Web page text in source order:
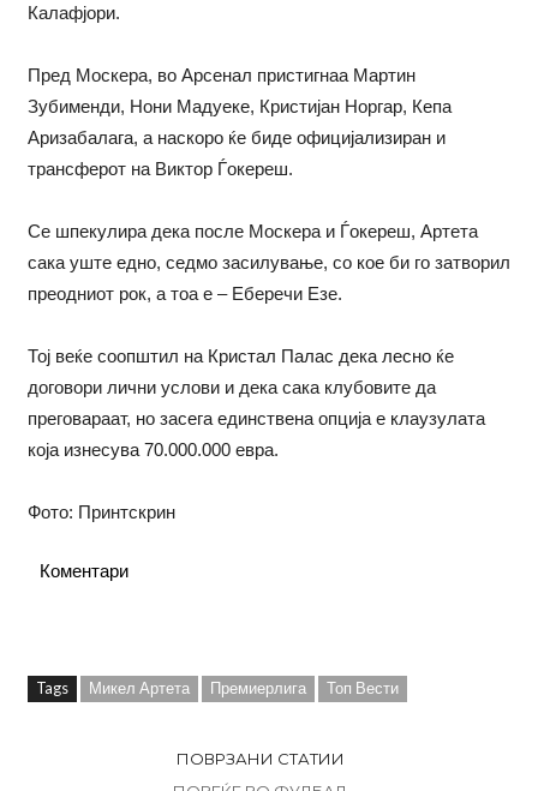
Калафјори.
Пред Москера, во Арсенал пристигнаа Мартин
Зубименди, Нони Мадуеке, Кристијан Норгар, Кепа
Аризабалага, а наскоро ќе биде официјализиран и
трансферот на Виктор Ѓокереш.
Се шпекулира дека после Москера и Ѓокереш, Артета
сака уште едно, седмо засилување, со кое би го затворил
преодниот рок, а тоа е – Еберечи Езе.
Тој веќе соопштил на Кристал Палас дека лесно ќе
договори лични услови и дека сака клубовите да
преговараат, но засега единствена опција е клаузулата
која изнесува 70.000.000 евра.
Фото: Принтскрин
Коментари
Tags Микел Артета Премиерлига Топ Вести
ПОВРЗАНИ СТАТИИ